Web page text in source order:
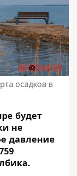
осадков в
будет
не
давление